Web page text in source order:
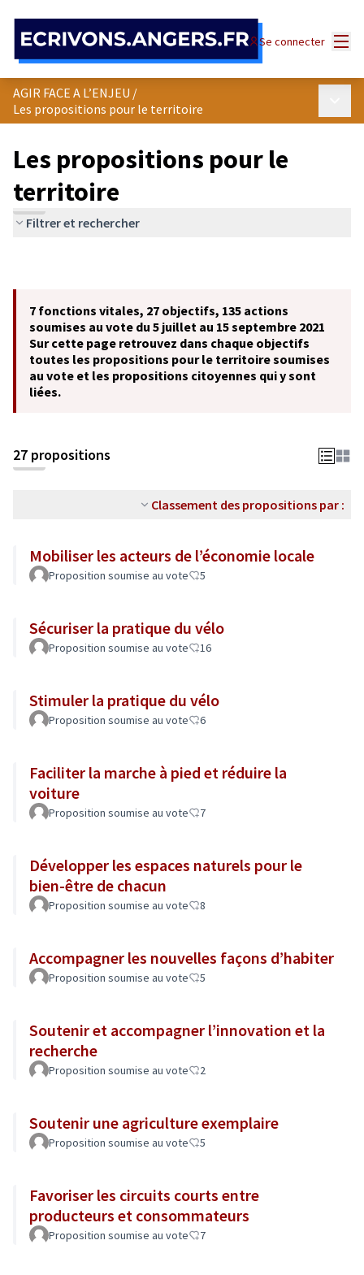
Se connecter
AGIR FACE A L’ENJEU /
Les propositions pour le territoire
Les propositions pour le
territoire
Filtrer et rechercher
7 fonctions vitales, 27 objectifs, 135 actions
soumises au vote du 5 juillet au 15 septembre 2021
Sur cette page retrouvez dans chaque objectifs
toutes les propositions pour le territoire soumises
au vote et les propositions citoyennes qui y sont
liées.
27 propositions
Classement des propositions par :
Mobiliser les acteurs de l’économie locale
Proposition soumise au vote 5
Sécuriser la pratique du vélo
Proposition soumise au vote 16
Stimuler la pratique du vélo
Proposition soumise au vote 6
Faciliter la marche à pied et réduire la
voiture
Proposition soumise au vote 7
Développer les espaces naturels pour le
bien-être de chacun
Proposition soumise au vote 8
Accompagner les nouvelles façons d’habiter
Proposition soumise au vote 5
Soutenir et accompagner l’innovation et la
recherche
Proposition soumise au vote 2
Soutenir une agriculture exemplaire
Proposition soumise au vote 5
Favoriser les circuits courts entre
producteurs et consommateurs
Proposition soumise au vote 7